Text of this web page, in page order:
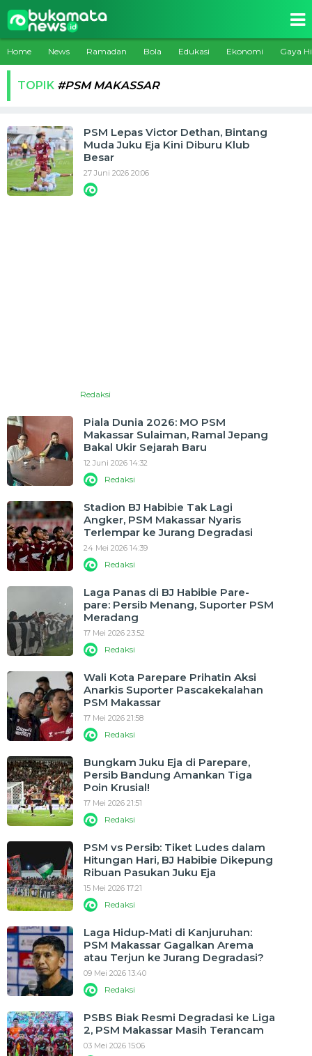
Home News Ramadan Bola Edukasi Ekonomi Gaya
TOPIK #PSM MAKASSAR
PSM Lepas Victor Dethan, Bintang
Muda Juku Eja Kini Diburu Klub
Besar
27 Juni 2026 20:06
Redaksi
Piala Dunia 2026: MO PSM
Makassar Sulaiman, Ramal Jepang
Bakal Ukir Sejarah Baru
12 Juni 2026 14:32
Redaksi
Stadion BJ Habibie Tak Lagi
Angker, PSM Makassar Nyaris
Terlempar ke Jurang Degradasi
24 Mei 2026 14:39
Redaksi
Laga Panas di BJ Habibie Pare-
pare: Persib Menang, Suporter PSM
Meradang
17 Mei 2026 23:52
Redaksi
Wali Kota Parepare Prihatin Aksi
Anarkis Suporter Pascakekalahan
PSM Makassar
17 Mei 2026 21:58
Redaksi
Bungkam Juku Eja di Parepare,
Persib Bandung Amankan Tiga
Poin Krusial!
17 Mei 2026 21:51
Redaksi
PSM vs Persib: Tiket Ludes dalam
Hitungan Hari, BJ Habibie Dikepung
Ribuan Pasukan Juku Eja
15 Mei 2026 17:21
Redaksi
Laga Hidup-Mati di Kanjuruhan:
PSM Makassar Gagalkan Arema
atau Terjun ke Jurang Degradasi?
09 Mei 2026 13:40
Redaksi
PSBS Biak Resmi Degradasi ke Liga
2, PSM Makassar Masih Terancam
03 Mei 2026 15:06